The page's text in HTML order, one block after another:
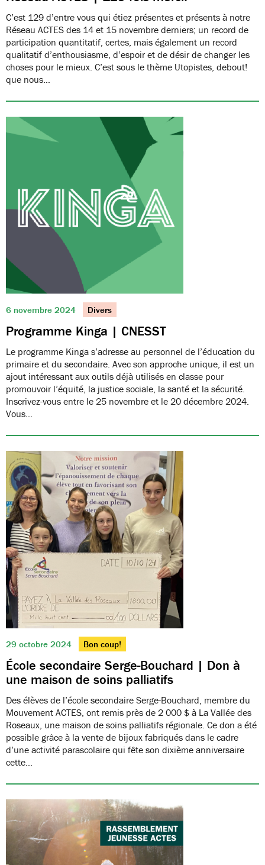
C’est 129 d’entre vous qui étiez présentes et présents à notre
Réseau ACTES des 14 et 15 novembre derniers; un record de
participation quantitatif, certes, mais également un record
qualitatif d’enthousiasme, d’espoir et de désir de changer les
choses pour le mieux. C’est sous le thème Utopistes, debout!
que nous…
6 novembre 2024 Divers
Programme Kinga | CNESST
Le programme Kinga s’adresse au personnel de l’éducation du
primaire et du secondaire. Avec son approche unique, il est un
ajout intéressant aux outils déjà utilisés en classe pour
promouvoir l’équité, la justice sociale, la santé et la sécurité.
Inscrivez-vous entre le 25 novembre et le 20 décembre 2024.
Vous…
29 octobre 2024 Bon coup!
École secondaire Serge-Bouchard | Don à
une maison de soins palliatifs
Des élèves de l’école secondaire Serge-Bouchard, membre du
Mouvement ACTES, ont remis près de 2 000 $ à La Vallée des
Roseaux, une maison de soins palliatifs régionale. Ce don a été
possible grâce à la vente de bijoux fabriqués dans le cadre
d’une activité parascolaire qui fête son dixième anniversaire
cette…